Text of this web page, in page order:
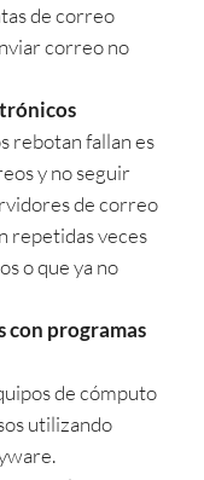
de correo
correo no
rebotan fallan es
y no seguir
de correo
repetidas veces
o que ya no
con programas
de cómputo
utilizando